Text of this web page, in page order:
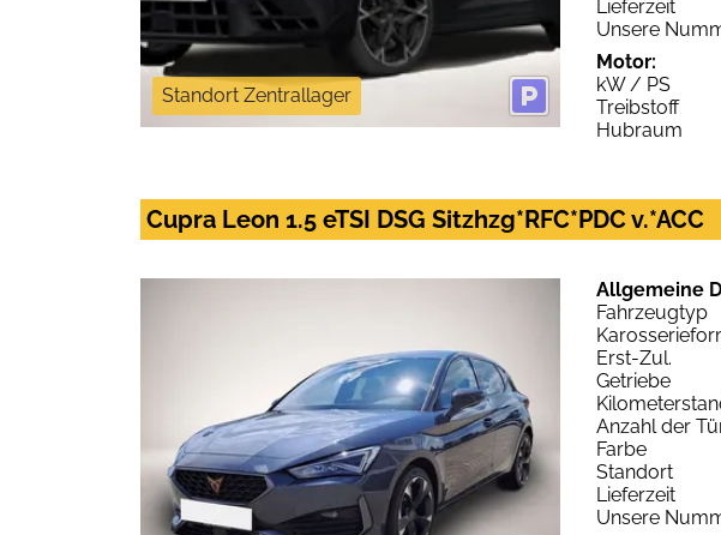
Standort Zentrallager
Lieferzeit
Unsere
Motor:
kW / PS
Treibstoff
Hubraum
Cupra Leon 1.5 eTSI DSG Sitzhzg*RFC*PDC v.*ACC
Allgemeine
Fahrzeugtyp
Erst-Zul.
Getriebe
Anzahl der
Farbe
Standort
Lieferzeit
Unsere